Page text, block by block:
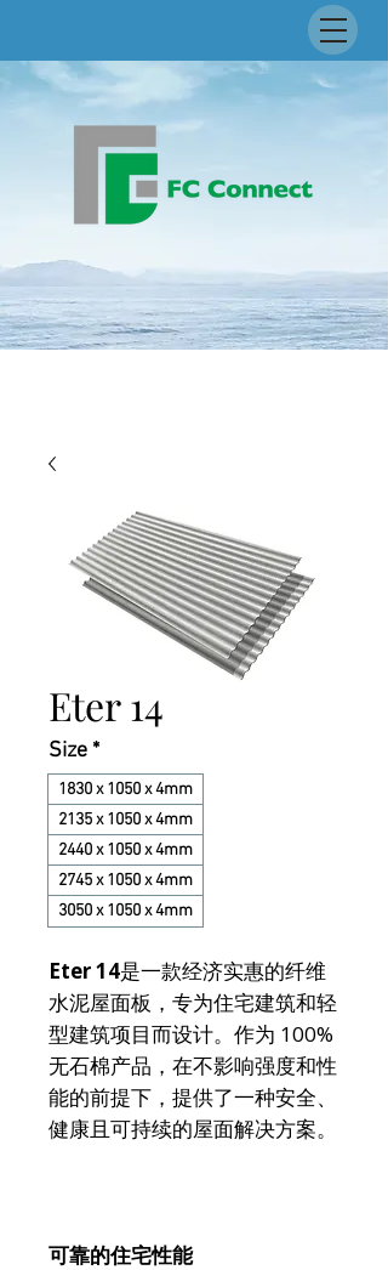
Eter 14
Size *
1830 x 1050 x 4mm
2135 x 1050 x 4mm
2440 x 1050 x 4mm
2745 x 1050 x 4mm
3050 x 1050 x 4mm
Eter 14是一款经济实惠的纤维
水泥屋面板，专为住宅建筑和轻
型建筑项目而设计。作为 100%
无石棉产品，在不影响强度和性
能的前提下，提供了一种安全、
健康且可持续的屋面解决方案。
可靠的住宅性能